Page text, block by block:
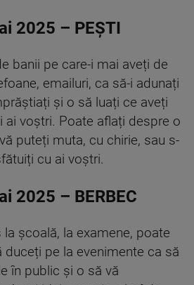
2025 – PEȘTI
banii pe care-i mai aveți de
emailuri, ca să-i adunați
și o să luați ce aveți
ai voștri. Poate aflați despre o
puteți muta, cu chirie, sau s-
cu ai voștri.
2025 – BERBEC
școală, la examene, poate
duceți pe la evenimente ca să
în public și o să vă